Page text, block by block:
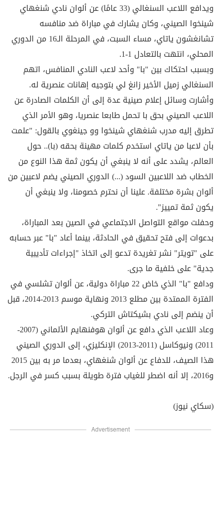
ويدافع اللاعب السنغالي (33 عامًا) عن ألوان نادي شنغهاي
شينخوا الصيني، وكان يشارك في مباراة ضد منافسه
تشانغشون ياتاي، مساء السبت، في المرحلة الـ16 من الدوري
المحلي، انتهت بالتعادل 1-1.
وبسبب احتكاك بين "با" وأحد لاعب النادي المنافس، اتهم
السنغالي زميل الأخير زانغ لي بتوجيه إهانات عنصرية له.
وأشارت وسائل إعلام صينية عدة إلى أن الكلمات الصادرة عن
اللاعب الصيني بحق با تحمل طابعا عنصريا، وهو الأمر الذي
تطرق إليه مدرب شنغهاي شينخوا وو جينغوي بالقول: "علمت
بأن لاعبا من ياتاي استخدم كلمات مهينة بحقه (با).. حول
العالم، يشدد على أنه لا ينبغي أن يكون ثمة هذا النوع من
الخطاب ضد اللاعبين السود (...) الدوري الصيني يضم لاعبين من
ألوان بشرة مختلفة. علينا أن نحترم خصومنا، ولا ينبغي أن
يكون ثمة تمييز".
وحفلت مواقع التواصل الاجتماعي في الصين بعد المباراة،
بدعوات إلى فتح تحقيق في الحادثة، بينما أعاد "با" عبر حسابه
على "تويتر" نشر تغريدة تدعو إلى اتخاذ "إجراءات تأديبية
جدية" على خلفية ما جرى.
ودافع "با" الذي خاض 22 مباراة دولية، عن ألوان تشلسي في
الفترة الممتدة بين مطلع 2013 ونهاية موسم 2013-2014، قبل
أن ينضم إلى نادي بشيكتاش التركي.
وعاد اللاعب الذي دافع عن ألوان هوفنهايم الألماني (2007-
2011) ونيوكاسل (2011-2013) الإنكليزي، إلى الدوري الصيني
هذا الصيف، للدفاع عن ألوان شنغهاي، بعدما مر به بين 2015
و2016، إلا أنه اضطر للغياب فترة طويلة بسبب كسر في الرجل.
(سكاي نيوز)
Advertisement